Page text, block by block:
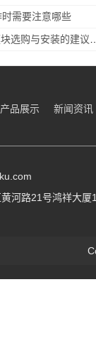
需要注意哪些
产品展示 新闻资讯
河路21号鸿祥大厦